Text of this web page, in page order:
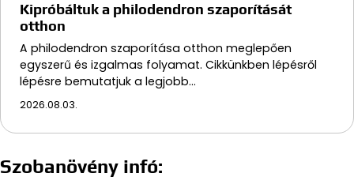
Kipróbáltuk a philodendron szaporítását
otthon
A philodendron szaporítása otthon meglepően
egyszerű és izgalmas folyamat. Cikkünkben lépésről
lépésre bemutatjuk a legjobb…
2026.08.03.
Szobanövény infó: